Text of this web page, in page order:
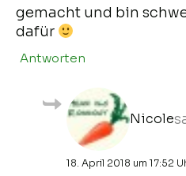
gemacht und bin
dafür
Antworten
Nicole
18. April 2018 um 17:52